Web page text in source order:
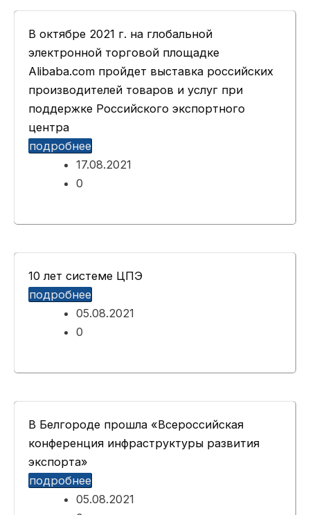
В октябре 2021 г. на глобальной
электронной торговой площадке
Alibaba.com пройдет выставка российских
производителей товаров и услуг при
поддержке Российского экспортного
центра
подробнее
17.08.2021
0
10 лет системе ЦПЭ
подробнее
05.08.2021
0
В Белгороде прошла «Всероссийская
конференция инфраструктуры развития
экспорта»
подробнее
05.08.2021